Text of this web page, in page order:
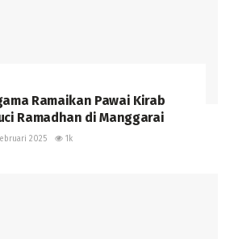
Ramaikan Pawai Kirab
Ramadhan di Manggarai
2025 1k